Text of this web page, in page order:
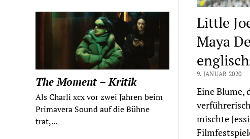
The Moment – Kritik
Als Charli xcx vor zwei Jahren beim
Primavera Sound auf die Bühne
trat,...
Little
Maya
9. JANUAR 2020
Eine Blume,
mischte